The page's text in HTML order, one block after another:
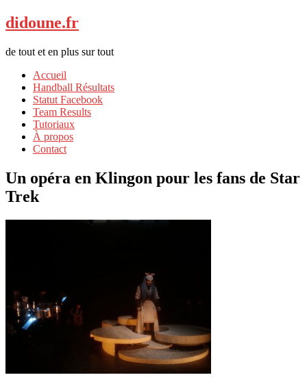
didoune.fr
de tout et en plus sur tout
Accueil
Handball Résultats
Statut Facebook
Team Results
Tutoriaux
À propos
Contact
Un opéra en Klingon pour les fans de Star
Trek